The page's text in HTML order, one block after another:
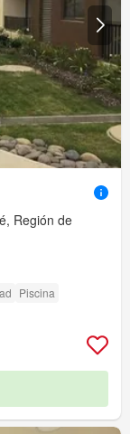
Región de
Piscina